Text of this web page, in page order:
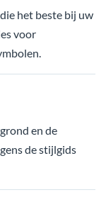
het beste bij uw
voor
en de
de stijlgids